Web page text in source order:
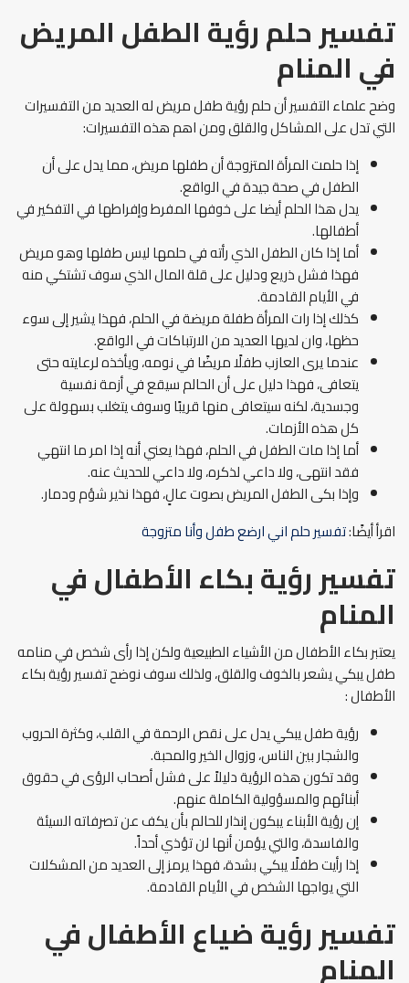
تفسير حلم رؤية الطفل المريض
في المنام
وضح علماء التفسير أن حلم رؤية طفل مريض له العديد من التفسيرات
التي تدل على المشاكل والقلق ومن اهم هذه التفسيرات:
إذا حلمت المرأة المتزوجة أن طفلها مريض، مما يدل على أن
الطفل في صحة جيدة في الواقع.
يدل هذا الحلم أيضا على خوفها المفرط وإفراطها في التفكير في
أطفالها.
أما إذا كان الطفل الذي رأته في حلمها ليس طفلها وهو مريض
فهذا فشل ذريع ودليل على قلة المال الذي سوف تشتكي منه
في الأيام القادمة.
كذلك إذا رات المرأة طفلة مريضة في الحلم، فهذا يشير إلى سوء
حظها، وان لديها العديد من الارتباكات في الواقع.
عندما يرى العازب طفلًا مريضًا في نومه، ويأخذه لرعايته حتى
يتعافى، فهذا دليل على أن الحالم سيقع في أزمة نفسية
وجسدية، لكنه سيتعافى منها قريبًا وسوف يتغلب بسهولة على
كل هذه الأزمات.
أما إذا مات الطفل في الحلم، فهذا يعني أنه إذا امر ما انتهي
فقد انتهى، ولا داعي لذكره، ولا داعي للحديث عنه.
وإذا بكى الطفل المريض بصوت عالٍ، فهذا نذير شؤم ودمار.
اقرأ أيضًا:تفسير حلم اني ارضع طفل وأنا متزوجة
تفسير رؤية بكاء الأطفال في
المنام
يعتبر بكاء الأطفال من الأشياء الطبيعية ولكن إذا رأى شخص في منامه
طفل يبكي يشعر بالخوف والقلق، ولذلك سوف نوضح تفسير رؤية بكاء
الأطفال :
رؤية طفل يبكي يدل على نقص الرحمة في القلب، وكثرة الحروب
والشجار بين الناس، وزوال الخير والمحبة.
وقد تكون هذه الرؤية دليلاً على فشل أصحاب الرؤى في حقوق
أبنائهم والمسؤولية الكاملة عنهم.
إن رؤية الأبناء يبكون إنذار للحالم بأن يكف عن تصرفاته السيئة
والفاسدة، والتي يؤمن أنها لن تؤذي أحداً.
إذا رأيت طفلًا يبكي بشدة، فهذا يرمز إلى العديد من المشكلات
التي يواجها الشخص في الأيام القادمة.
تفسير رؤية ضياع الأطفال في
المنام